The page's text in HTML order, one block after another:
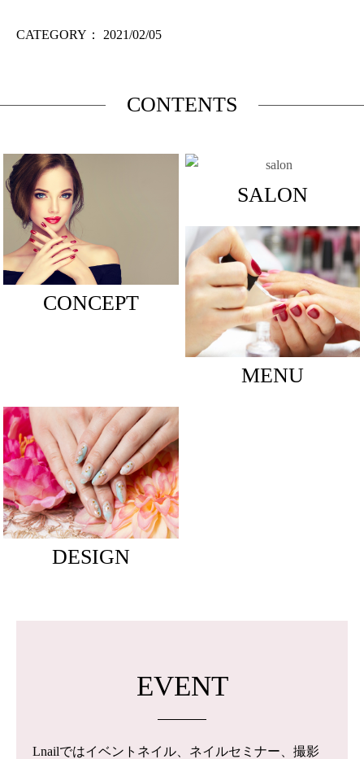
CATEGORY： 2021/02/05
CONTENTS
CONCEPT
SALON
MENU
DESIGN
EVENT
Lnailではイベントネイル、ネイルセミナー、撮影